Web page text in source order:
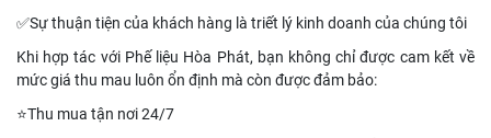
✅Sự thuận tiện của khách hàng là triết lý kinh doanh của chúng tôi
Khi hợp tác với Phế liệu Hòa Phát, bạn không chỉ được cam kết về
mức giá thu mau luôn ổn định mà còn được đảm bảo:
⭐Thu mua tận nơi 24/7